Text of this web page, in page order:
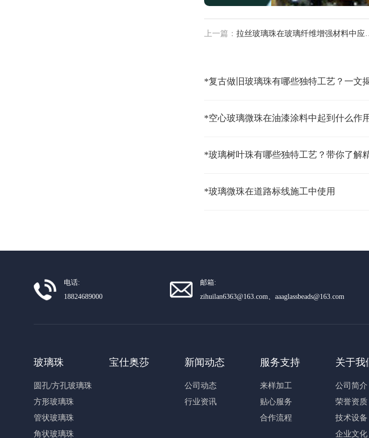
上一篇： 拉丝玻璃珠在玻璃纤维增强材料中应用效果如何？技术原理大揭秘
*空心玻璃微珠在油漆涂料中起到什么作
*玻璃微珠在道路标线施工中使用
电话:
18824689000
邮箱:
zihuilan6363@163.com、aaaglassbeads@163.com
玻璃珠
圆孔/方孔玻璃珠
方形玻璃珠
管状玻璃珠
角状玻璃珠
宝仕奥莎 新闻动态
公司动态
行业资讯
服务支持
来样加工
贴心服务
合作流程
关于我
公司简介
荣誉资质
技术设备
企业文化